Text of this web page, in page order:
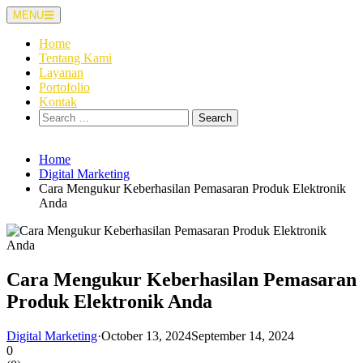
Skip
to
content
MENU
Home
Tentang Kami
Layanan
Portofolio
Kontak
Search
for:
Home
Digital Marketing
Cara Mengukur Keberhasilan Pemasaran Produk Elektronik
Anda
Cara Mengukur Keberhasilan Pemasaran
Produk Elektronik Anda
Digital Marketing·October 13, 2024September 14, 2024
0